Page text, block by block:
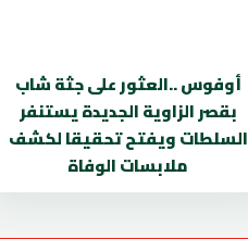
أوفوس ..العثور على جثة شاب
بقصر الزاوية الجديدة يستنفر
السلطات ويفتح تحقيقا لكشف
ملابسات الوفاة